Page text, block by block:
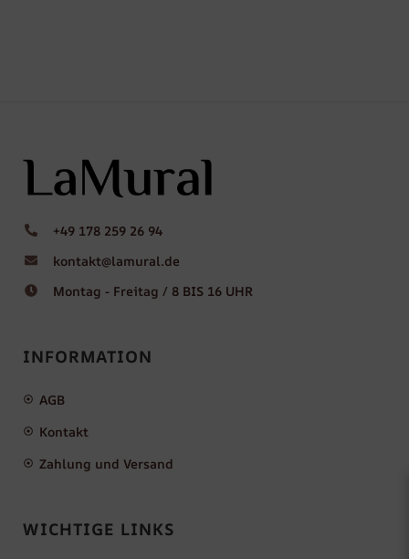
+49 178 259 26 94
kontakt@lamural.de
Montag - Freitag / 8 BIS 16 UHR
INFORMATION
AGB
Kontakt
Zahlung und Versand
WICHTIGE LINKS